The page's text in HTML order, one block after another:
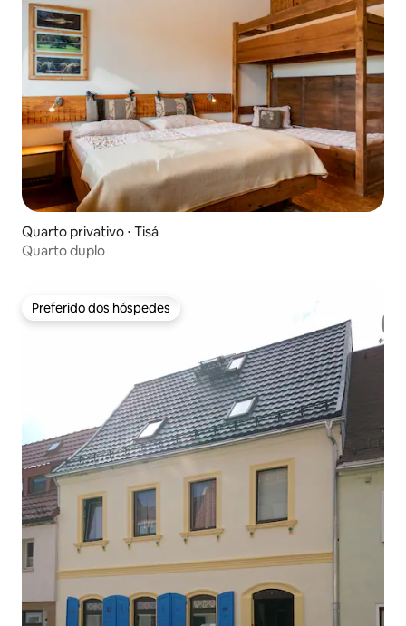
Quarto privativo ⋅ Tisá
Quarto duplo
Preferido dos hóspedes
Preferido dos hóspedes